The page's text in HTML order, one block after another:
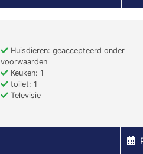
Huisdieren: geaccepteerd onder
voorwaarden
Keuken: 1
toilet: 1
Televisie